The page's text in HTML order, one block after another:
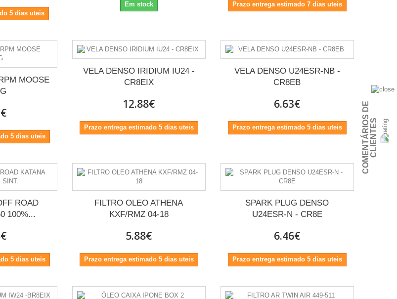
5 dias uteis
Em stock Prazo entrega estimado 7 dias uteis
MOOSE
5 dias uteis
VELA DENSO IRIDIUM IU24 -
CR8EIX
12.88€
Prazo entrega estimado 5 dias uteis
VELA DENSO U24ESR-NB -
CR8EB
6.63€
Prazo entrega estimado 5 dias uteis
ROAD
100%...
5 dias uteis
FILTRO OLEO ATHENA
KXF/RMZ 04-18
5.88€
Prazo entrega estimado 5 dias uteis
SPARK PLUG DENSO
U24ESR-N - CR8E
6.46€
Prazo entrega estimado 5 dias uteis
C
O
M
E
N
T
Á
R
I
O
S
D
E
C
L
I
E
N
T
ES